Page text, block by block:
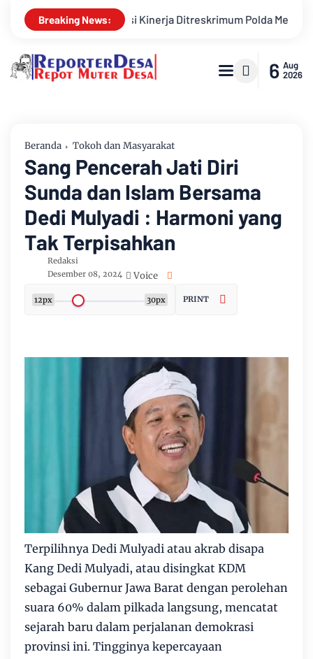
Breaking News:
Kinerja Ditreskrimum Polda Metro Jaya Semangat
6 Aug
2026
Beranda Tokoh dan Masyarakat
Sang Pencerah Jati Diri
Sunda dan Islam Bersama
Dedi Mulyadi : Harmoni yang
Tak Terpisahkan
Redaksi
Desember 08, 2024
Voice
12px 30px PRINT
Terpilihnya Dedi Mulyadi atau akrab disapa
Kang Dedi Mulyadi, atau disingkat KDM
sebagai Gubernur Jawa Barat dengan perolehan
suara 60% dalam pilkada langsung, mencatat
sejarah baru dalam perjalanan demokrasi
provinsi ini. Tingginya kepercayaan